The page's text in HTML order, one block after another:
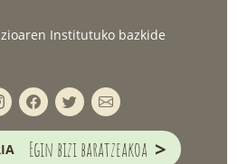
Institutuko bazkide
Egin bizi baratzeakoa >